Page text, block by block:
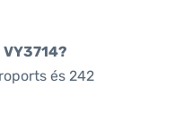
és 242